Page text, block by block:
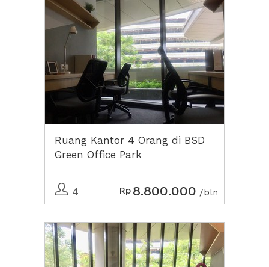
Ruang Kantor 4 Orang di BSD
Green Office Park
4 Rp 8.800.000 /bln